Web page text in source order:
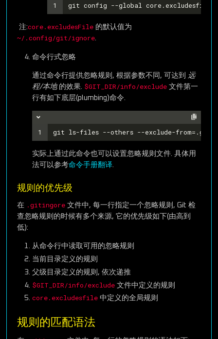
1 git config --global core.excludesfile
​ 注:core.excludesFile 的默认值为
~/.config/git/ignore.
命令行式忽略
通过命令行提供忽略规则, 根据参数不同, 可达到 远
程/本地的效果. $GIT_DIR/info/exclude文件第一
行有如下底层(plumbing)命令.
1 git ls-files --others --exclude-from=.git/
实际上通过此命令也可以设置忽略规则文件. 具体用
法可以参考命令手册翻译.
规则的优先级
在 .gitingore 文件中, 每一行指定一个忽略规则, Git 检
查忽略规则的时候有多个来源, 它的优先级如下(由高到
低):
从命令行中读取可用的忽略规则
当前目录定义的规则
父级目录定义的规则, 依次递推
$GIT_DIR/info/exclude文件中定义的规则
core.excludesfile中定义的全局规则
规则的匹配语法